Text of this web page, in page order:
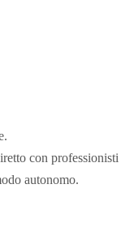
con professionisti
autonomo.